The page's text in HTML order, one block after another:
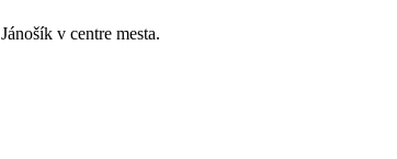
v centre mesta.